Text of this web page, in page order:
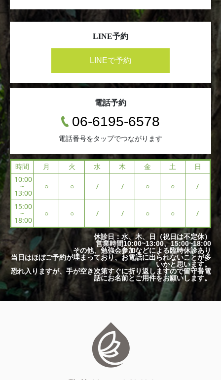
LINE予約
LINEで予約
電話予約
06-6195-6578
電話番号をタップでつながります
時間 月 火 水 木 金 土
日
10:00
~
13:00
○ ○ / / ○ ○ /
15:00
~
18:00
○ ○ / / ○ ○ /
休診日：水、木、日（祝日は不定休）
営業時間10:00~13:00、15:00~18:00
その他、勉強会参加などによる臨時休診あり
当日はほぼご予約が埋まっており、お電話に出られないことが多
いかと思います。
恐れ入りますが、手が空き次第すぐに折り返しますので留守番電
話にお名前とご用件をお願いします。